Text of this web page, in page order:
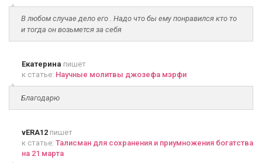
В любом случае дело его . Надо что бы ему понравился кто то
и тогда он возьмется за себя
Екатерина пишет
к статье: Научные молитвы джозефа мэрфи
Благодарю
vERA12 пишет
к статье: Талисман для сохранения и приумножения богатства
на 21 марта